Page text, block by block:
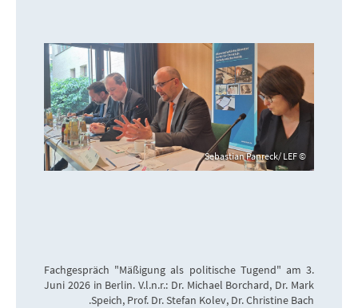
Sebastian Panreck/ LEF
Fachgespräch "Mäßigung als politische Tugend" am 3.
Juni 2026 in Berlin. V.l.n.r.: Dr. Michael Borchard, Dr. Mark
Speich, Prof. Dr. Stefan Kolev, Dr. Christine Bach.